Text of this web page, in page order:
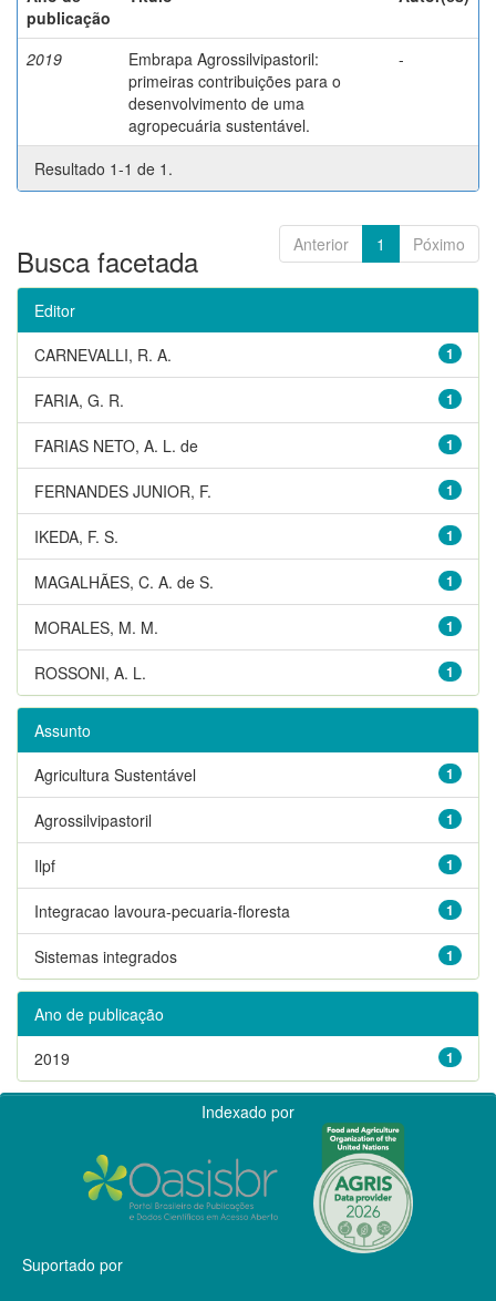
publicação
2019
Embrapa Agrossilvipastoril:
primeiras contribuições para o
desenvolvimento de uma
agropecuária sustentável.
-
Resultado 1-1 de 1.
Anterior 1 Póximo
Busca facetada
Editor
1
CARNEVALLI, R. A.
1
FARIA, G. R.
1
FARIAS NETO, A. L. de
1
FERNANDES JUNIOR, F.
1
IKEDA, F. S.
1
MAGALHÃES, C. A. de S.
1
MORALES, M. M.
1
ROSSONI, A. L.
Assunto
1
Agricultura Sustentável
1
Agrossilvipastoril
1
Ilpf
1
Integracao lavoura-pecuaria-floresta
1
Sistemas integrados
Ano de publicação
1
2019
Indexado por
Suportado por